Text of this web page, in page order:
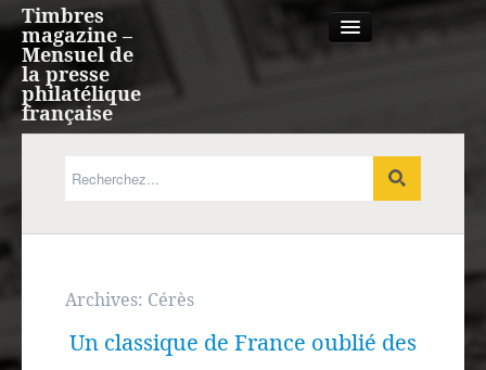
Timbres
magazine –
Mensuel de
la presse
philatélique
française
Expression française
Europe
Archives: Cérès
Un classique de France oublié des